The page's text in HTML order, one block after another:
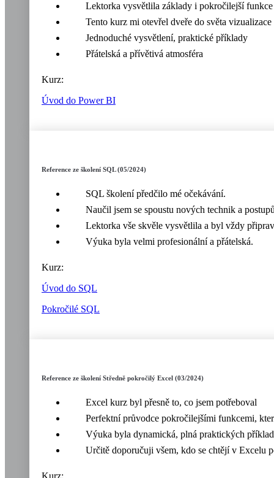
Lektorka vysvětlila základy i pokročilejší funkce
Tento kurz mi otevřel dveře do světa vizualizace
Jednoduché vysvětlení, praktické příklady
Přátelská a přívětivá atmosféra
Kurz:
Úvod do Power BI
Reference ze školení SQL (05/2024)
SQL školení předčilo mé očekávání.
Naučil jsem se spoustu nových technik a
Lektorka vše skvěle vysvětlila a byl vždy
Výuka byla velmi profesionální a přátelská.
Kurz:
Úvod do SQL
Pokročilé SQL
Reference ze školení Středně pokročilý Excel (03/2024)
Excel kurz byl přesně to, co jsem potřeboval
Perfektní průvodce pokročilejšími funkcemi,
Výuka byla dynamická, plná praktických
Určitě doporučuji všem, kdo se chtějí v Excelu